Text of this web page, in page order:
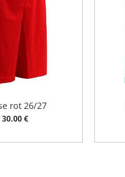
rot 26/27
€